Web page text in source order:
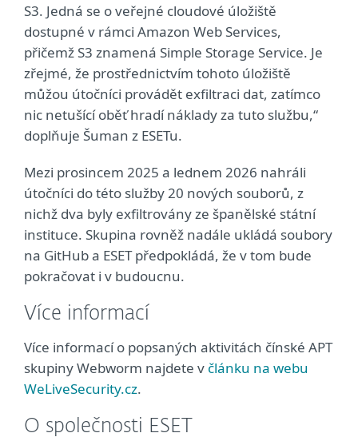
S3. Jedná se o veřejné cloudové úložiště
dostupné v rámci Amazon Web Services,
přičemž S3 znamená Simple Storage Service. Je
zřejmé, že prostřednictvím tohoto úložiště
můžou útočníci provádět exfiltraci dat, zatímco
nic netušící oběť hradí náklady za tuto službu,“
doplňuje Šuman z ESETu.
Mezi prosincem 2025 a lednem 2026 nahráli
útočníci do této služby 20 nových souborů, z
nichž dva byly exfiltrovány ze španělské státní
instituce. Skupina rovněž nadále ukládá soubory
na GitHub a ESET předpokládá, že v tom bude
pokračovat i v budoucnu.
Více informací
Více informací o popsaných aktivitách čínské APT
skupiny Webworm najdete v článku na webu
WeLiveSecurity.cz.
O společnosti ESET